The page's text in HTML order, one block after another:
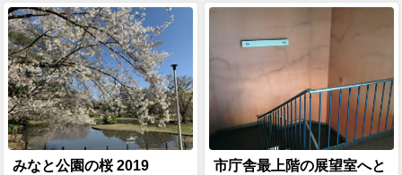
みなと公園の桜 2019
市庁舎最上階の展望室へと